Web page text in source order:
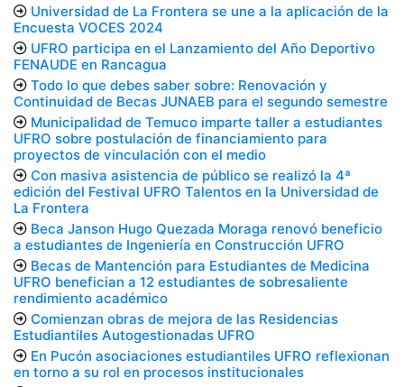
Universidad de La Frontera se une a la aplicación de la
Encuesta VOCES 2024
UFRO participa en el Lanzamiento del Año Deportivo
FENAUDE en Rancagua
Todo lo que debes saber sobre: Renovación y
Continuidad de Becas JUNAEB para el segundo semestre
Municipalidad de Temuco imparte taller a estudiantes
UFRO sobre postulación de financiamiento para
proyectos de vinculación con el medio
Con masiva asistencia de público se realizó la 4ª
edición del Festival UFRO Talentos en la Universidad de
La Frontera
Beca Janson Hugo Quezada Moraga renovó beneficio
a estudiantes de Ingeniería en Construcción UFRO
Becas de Mantención para Estudiantes de Medicina
UFRO benefician a 12 estudiantes de sobresaliente
rendimiento académico
Comienzan obras de mejora de las Residencias
Estudiantiles Autogestionadas UFRO
En Pucón asociaciones estudiantiles UFRO reflexionan
en torno a su rol en procesos institucionales